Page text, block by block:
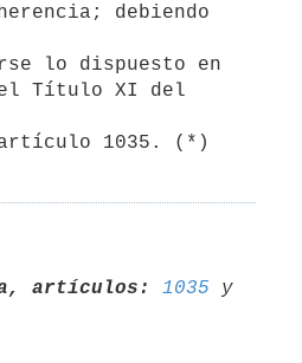
debiendo
lo dispuesto en
Título XI del
artículos: 1035